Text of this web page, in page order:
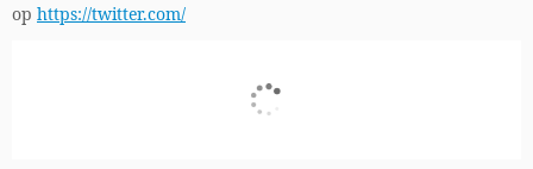
op https://twitter.com/